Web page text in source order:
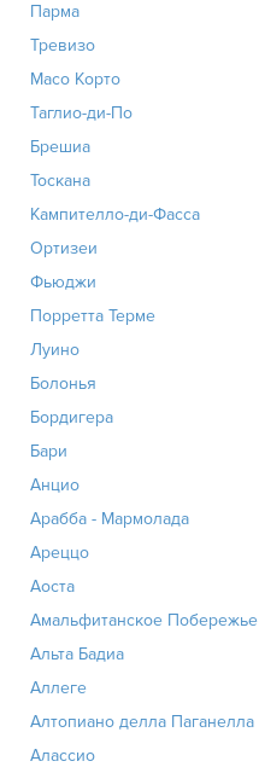
Парма
Тревизо
Масо Корто
Таглио-ди-По
Брешиа
Тоскана
Кампителло-ди-Фасса
Ортизеи
Фьюджи
Порретта Терме
Луино
Болонья
Бордигера
Бари
Анцио
Арабба - Мармолада
Ареццо
Аоста
Амальфитанское Побережье
Альта Бадиа
Аллеге
Алтопиано делла Паганелла
Алассио